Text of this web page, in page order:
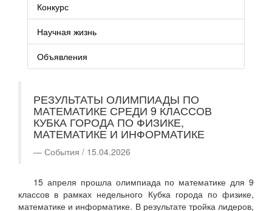
Конкурс
Научная жизнь
Объявления
РЕЗУЛЬТАТЫ ОЛИМПИАДЫ ПО
МАТЕМАТИКЕ СРЕДИ 9 КЛАССОВ
КУБКА ГОРОДА ПО ФИЗИКЕ,
МАТЕМАТИКЕ И ИНФОРМАТИКЕ
События / 15.04.2026
15 апреля прошла олимпиада по математике для 9
классов в рамках недельного Кубка города по физике,
математике и информатике. В результате тройка лидеров,